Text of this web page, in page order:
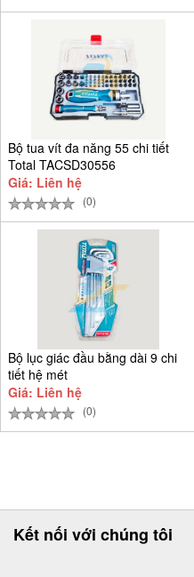
Bộ tua vít đa năng 55 chi tiết
Total TACSD30556
Giá: Liên hệ
(0)
Bộ lục giác đầu bằng dài 9 chi
tiết hệ mét
Giá: Liên hệ
(0)
Kết nối với chúng tôi